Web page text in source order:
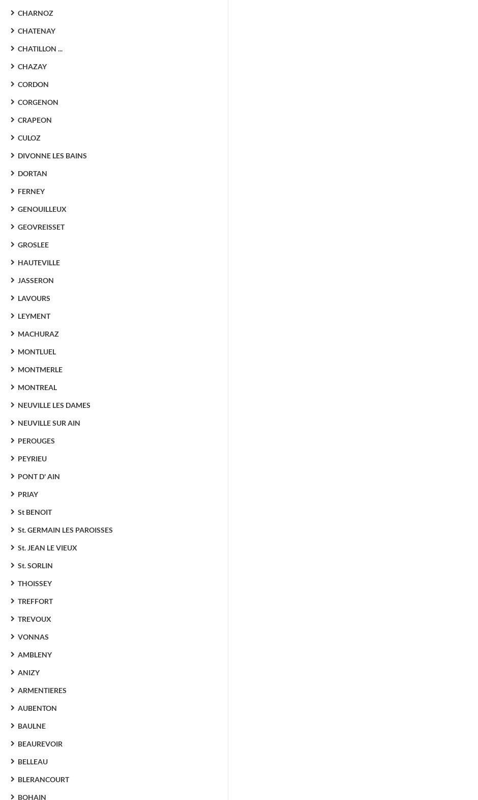
CHARNOZ
CHATENAY
CHATILLON ...
CHAZAY
CORDON
CORGENON
CRAPEON
CULOZ
DIVONNE LES BAINS
DORTAN
FERNEY
GENOUILLEUX
GEOVREISSET
GROSLEE
HAUTEVILLE
JASSERON
LAVOURS
LEYMENT
MACHURAZ
MONTLUEL
MONTMERLE
MONTREAL
NEUVILLE LES DAMES
NEUVILLE SUR AIN
PEROUGES
PEYRIEU
PONT D' AIN
PRIAY
St BENOIT
St. GERMAIN LES PAROISSES
St. JEAN LE VIEUX
St. SORLIN
THOISSEY
TREFFORT
TREVOUX
VONNAS
AMBLENY
ANIZY
ARMENTIERES
AUBENTON
BAULNE
BEAUREVOIR
BELLEAU
BLERANCOURT
BOHAIN